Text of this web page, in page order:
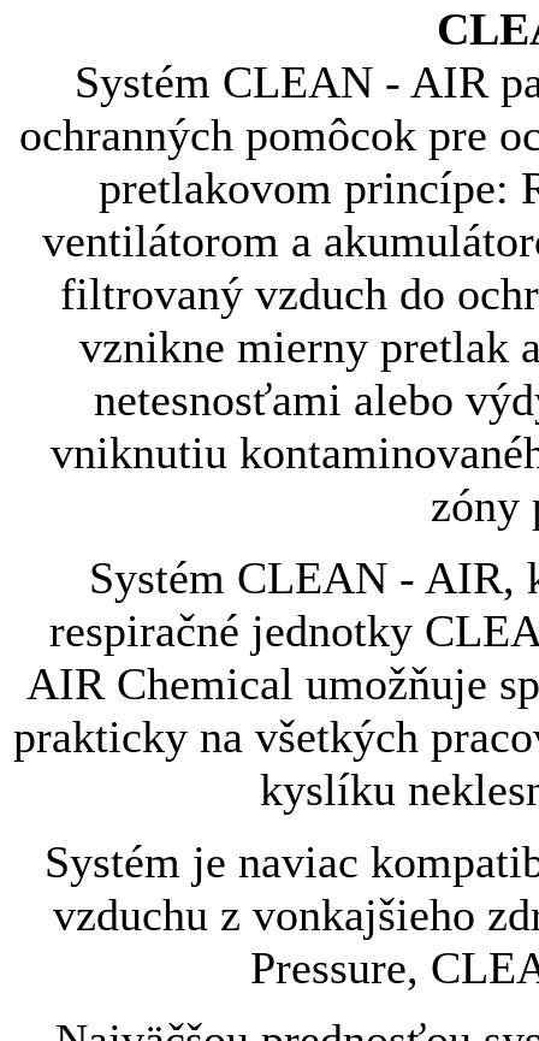
Systém CLEAN - AIR
ochranných pomôcok pre
pretlakovom princípe:
ventilátorom a
filtrovaný vzduch do
vznikne mierny pretlak
netesnosťami alebo
vniknutiu
zóny
Systém CLEAN - AIR,
respiračné jednotky
AIR Chemical umožňuje
prakticky na všetkých
kyslíku
Systém je naviac
vzduchu z vonkajšieho
Pressure,